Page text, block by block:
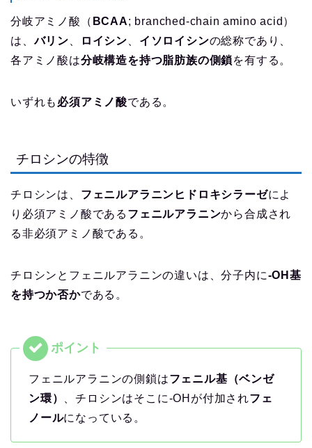
分岐アミノ酸（ BCAA; branched-chain amino acid）
は、バリン ロイシン イソロイシンの総称であり、
各アミノ酸は分岐構造を持つ脂肪族の側鎖を有する。
いずれも 必須アミノ酸である。
チロシンの特徴
チロシンは、 フェニルアラニンヒドロキシラーゼによ
り必須アミノ酸である フェニルアラニンから合成され
る非必須アミノ酸である。
チロシンとフェニルアラニンの違いは、分子内に-OH基
を持つか否かである。
フェニルアラニンの側鎖はフェニル基（ベンゼ
ン環）
、チロシンはそこに-OHが付加されフェ
ノールになっている。